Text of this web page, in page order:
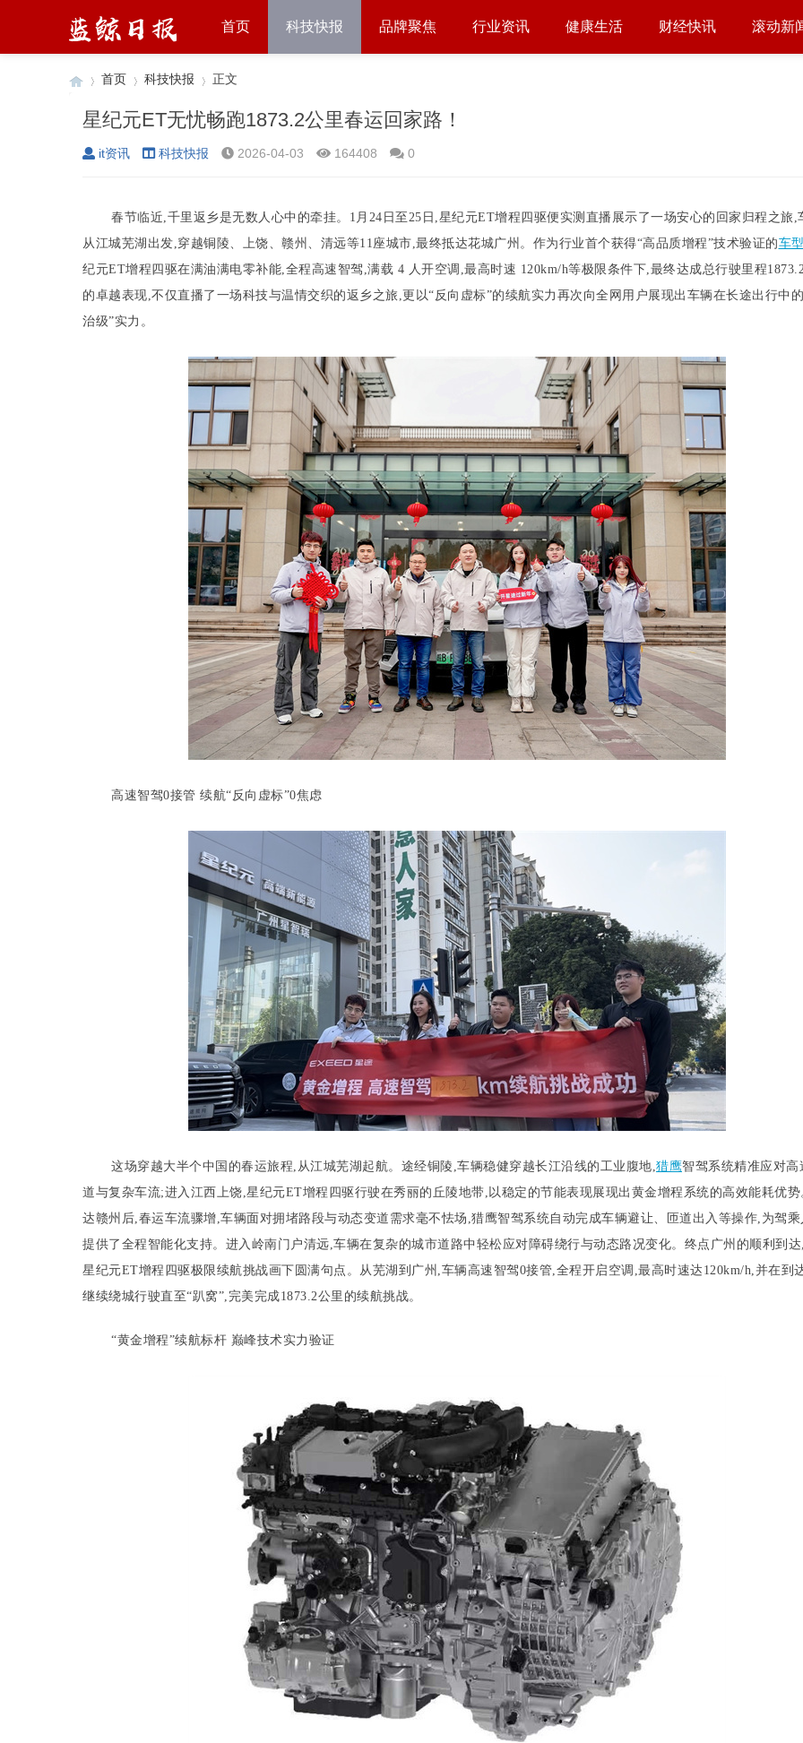
首页 科技快报 品牌聚焦 行业资讯 健康生活 财经快讯 滚动新
›
首页
›
科技快报
›
正文
星纪元ET无忧畅跑1873.2公里春运回家路！
it资讯 科技快报 2026-04-03 164408 0
春节临近,千里返乡是无数人心中的牵挂。1月24日至25日,星纪元ET增程四驱便实测直播展示了一场安心的回家归程之旅,
从江城芜湖出发,穿越铜陵、上饶、赣州、清远等11座城市,最终抵达花城广州。作为行业首个获得“高品质增程”技术验证的车型
纪元ET增程四驱在满油满电零补能,全程高速智驾,满载 4 人开空调,最高时速 120km/h等极限条件下,最终达成总行驶里程
的卓越表现,不仅直播了一场科技与温情交织的返乡之旅,更以“反向虚标”的续航实力再次向全网用户展现出车辆在长途出行中
治级”实力。
高速智驾0接管 续航“反向虚标”0焦虑
这场穿越大半个中国的春运旅程,从江城芜湖起航。途经铜陵,车辆稳健穿越长江沿线的工业腹地,猎鹰智驾系统精准应对高
道与复杂车流;进入江西上饶,星纪元ET增程四驱行驶在秀丽的丘陵地带,以稳定的节能表现展现出黄金增程系统的高效能耗优势
达赣州后,春运车流骤增,车辆面对拥堵路段与动态变道需求毫不怯场,猎鹰智驾系统自动完成车辆避让、匝道出入等操作,为驾乘
提供了全程智能化支持。进入岭南门户清远,车辆在复杂的城市道路中轻松应对障碍绕行与动态路况变化。终点广州的顺利到达
星纪元ET增程四驱极限续航挑战画下圆满句点。从芜湖到广州,车辆高速智驾0接管,全程开启空调,最高时速达120km/h,并在到
继续绕城行驶直至“趴窝”,完美完成1873.2公里的续航挑战。
“黄金增程”续航标杆 巅峰技术实力验证